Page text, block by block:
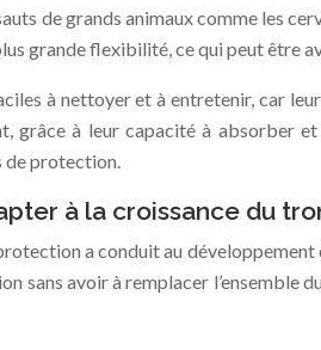
de grands animaux comme les
grande flexibilité, ce qui peut être
à nettoyer et à entretenir, car
grâce à leur capacité à absorber
de protection.
à la croissance du
a conduit au
sans avoir à remplacer